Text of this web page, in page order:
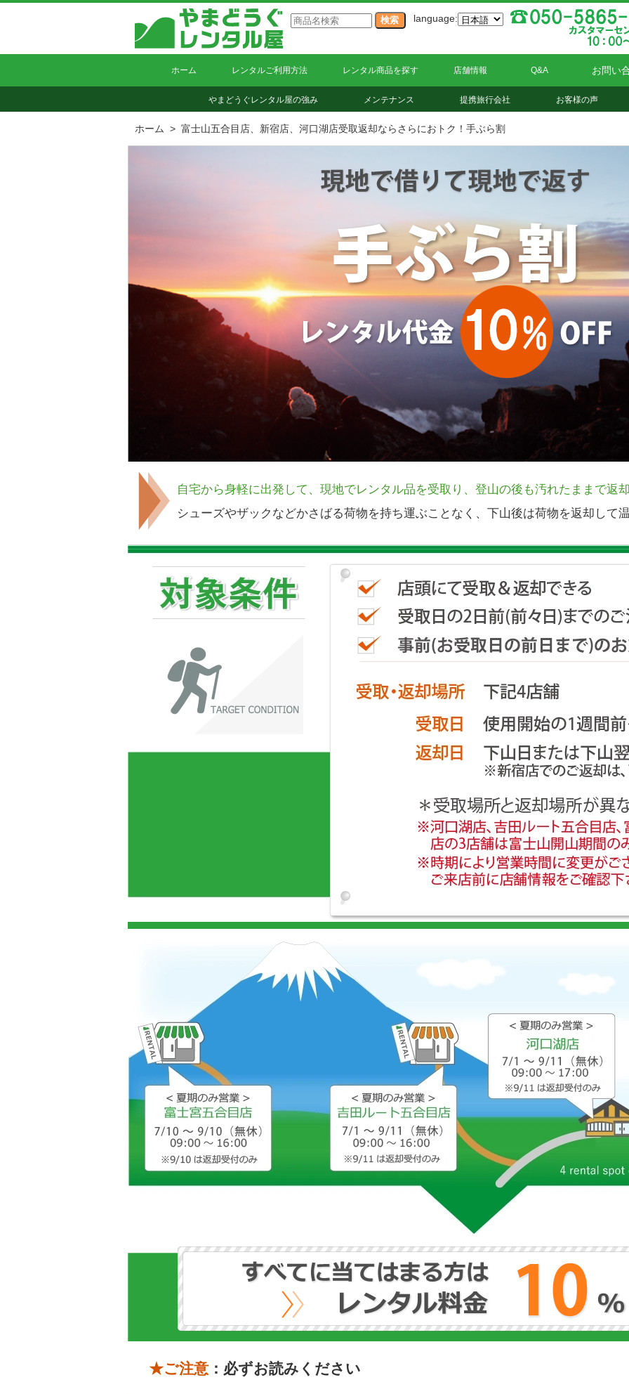
language:
ホーム レンタルご利用方法 レンタル商品を探す 店舗情報 Q&A お問い
やまどうぐレンタル屋の強み メンテナンス 提携旅行会社 お客様の声
ホーム > 富士山五合目店、新宿店、河口湖店受取返却ならさらにおトク！手ぶら割
自宅から身軽に出発して、現地でレンタル品を受取り、登山の後も汚れたままで返
シューズやザックなどかさばる荷物を持ち運ぶことなく、下山後は荷物を返却して
★ご注意 ：必ずお読みください